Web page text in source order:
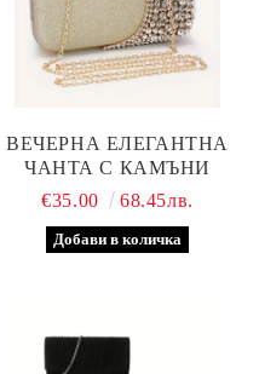
ВЕЧЕРНА ЕЛЕГАНТНА
ЧАНТА С КАМЪНИ
€35.00
68.45лв.